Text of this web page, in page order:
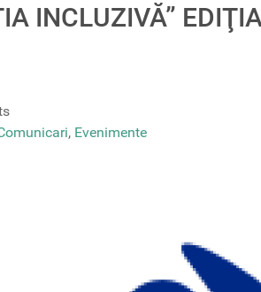
INCLUZIVĂ”
, Evenimente